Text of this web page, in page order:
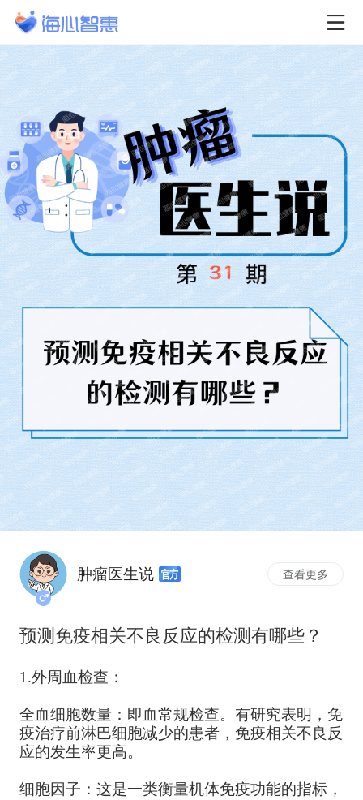
肿瘤医生说 查看更多
预测免疫相关不良反应的检测有哪些？
1.外周血检查：
全血细胞数量：即血常规检查。有研究表明，免
疫治疗前淋巴细胞减少的患者，免疫相关不良反
应的发生率更高。
细胞因子：这是一类衡量机体免疫功能的指标，